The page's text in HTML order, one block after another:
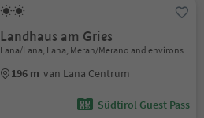
Landhaus am Gries
Lana/Lana, Lana, Meran/Merano and environs
196 m van Lana Centrum
Südtirol Guest Pass